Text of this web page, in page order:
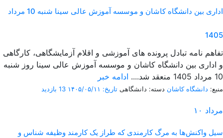
اداری بین دانشگاه کاشان و موسسه آموزش عالی سینا شنبه 10 مرداد
1405
تفاهم نامه تبادل پرونده‌ های آموزشی و اقلام آزمایشگاهی، کارگاهی
و اداری بین دانشگاه کاشان و موسسه آموزش عالی سینا روز شنبه
10 مرداد 1405 منعقد شد....
ادامه خبر
منبع: دانشگاه کاشان دسته: دانشگاهی تاریخ: ۱۴۰۵/۰۵/۱۱ 13 بازدید
۱۰ مرداد
سیل واکنش‌ها به مرگ کارمندی که طراز یک کارمند وظیفه شناس و